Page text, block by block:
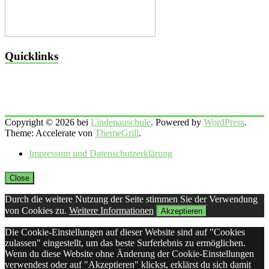
Quicklinks
Copyright © 2026 bei Lindenauschule. Powered by WordPress.
Theme: Accelerate von ThemeGrill.
Impressum und Datenschutzerklärung
Close
Durch die weitere Nutzung der Seite stimmen Sie der Verwendung
von Cookies zu. Weitere Informationen Akzeptieren
Die Cookie-Einstellungen auf dieser Website sind auf "Cookies
zulassen" eingestellt, um das beste Surferlebnis zu ermöglichen.
Wenn du diese Website ohne Änderung der Cookie-Einstellungen
verwendest oder auf "Akzeptieren" klickst, erklärst du sich damit